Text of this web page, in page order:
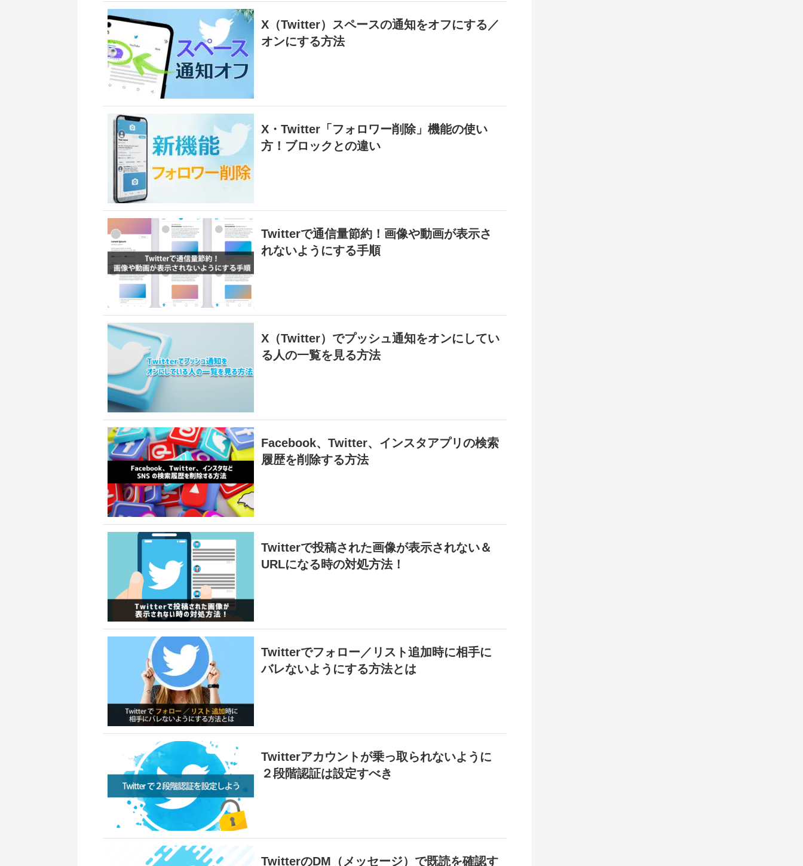
X（Twitter）スペースの通知をオフにする／
オンにする方法
X・Twitter「フォロワー削除」機能の使い
方！ブロックとの違い
Twitterで通信量節約！画像や動画が表示さ
れないようにする手順
X（Twitter）でプッシュ通知をオンにしてい
る人の一覧を見る方法
Facebook、Twitter、インスタアプリの検索
履歴を削除する方法
Twitterで投稿された画像が表示されない＆
URLになる時の対処方法！
Twitterでフォロー／リスト追加時に相手に
バレないようにする方法とは
Twitterアカウントが乗っ取られないように
２段階認証は設定すべき
TwitterのDM（メッセージ）で既読を確認す